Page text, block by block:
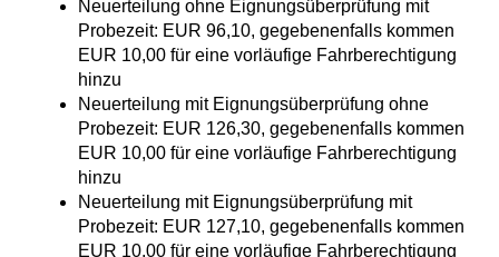
Neuerteilung ohne Eignungsüberprüfung mit
Probezeit: EUR 96,10, gegebenenfalls kommen
EUR 10,00 für eine vorläufige Fahrberechtigung
hinzu
Neuerteilung mit Eignungsüberprüfung ohne
Probezeit: EUR 126,30, gegebenenfalls kommen
EUR 10,00 für eine vorläufige Fahrberechtigung
hinzu
Neuerteilung mit Eignungsüberprüfung mit
Probezeit: EUR 127,10, gegebenenfalls kommen
EUR 10,00 für eine vorläufige Fahrberechtigung